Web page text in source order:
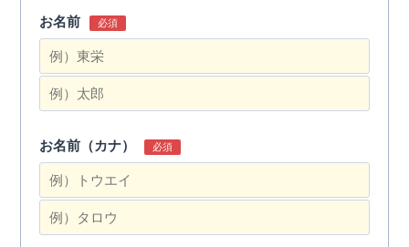
お名前 必須
お名前（カナ） 必須